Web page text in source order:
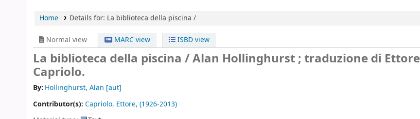
Home Details for: La biblioteca della piscina /
Normal view MARC view ISBD view
La biblioteca della piscina /Alan Hollinghurst ; traduzione di Ettore
Capriolo.
By: Hollinghurst, Alan [aut]
Contributor(s): Capriolo, Ettore, (1926-2013)